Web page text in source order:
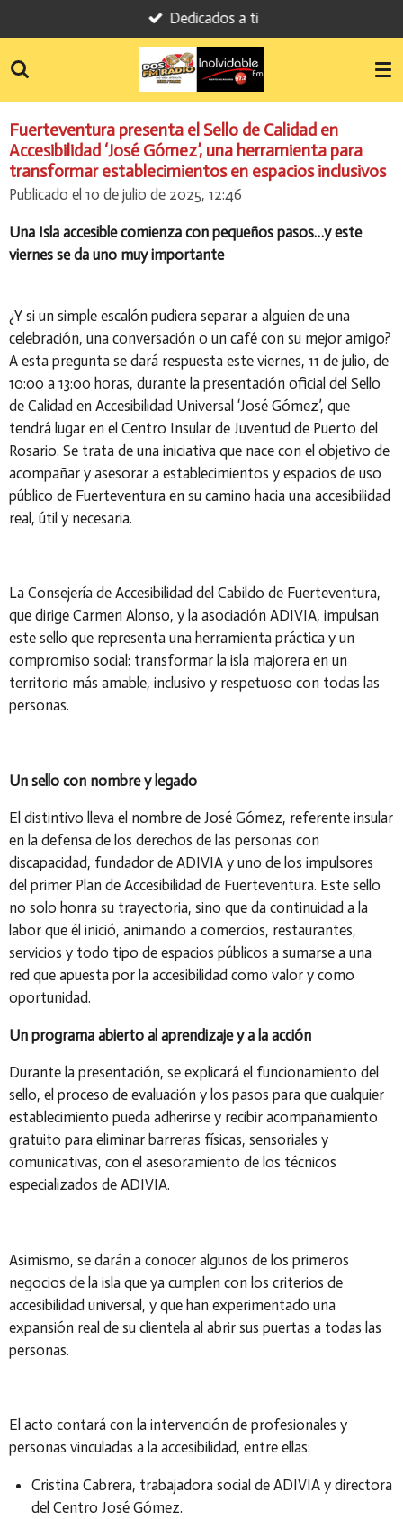
al
contenido
Dedicados a ti
Fuerteventura presenta el Sello de Calidad en
Accesibilidad ‘José Gómez’, una herramienta para
transformar establecimientos en espacios inclusivos
Publicado el 10 de julio de 2025, 12:46
Una Isla accesible comienza con pequeños pasos…y este
viernes se da uno muy importante
¿Y si un simple escalón pudiera separar a alguien de una
celebración, una conversación o un café con su mejor amigo?
A esta pregunta se dará respuesta este viernes, 11 de julio, de
10:00 a 13:00 horas, durante la presentación oficial del Sello
de Calidad en Accesibilidad Universal ‘José Gómez’, que
tendrá lugar en el Centro Insular de Juventud de Puerto del
Rosario. Se trata de una iniciativa que nace con el objetivo de
acompañar y asesorar a establecimientos y espacios de uso
público de Fuerteventura en su camino hacia una accesibilidad
real, útil y necesaria.
La Consejería de Accesibilidad del Cabildo de Fuerteventura,
que dirige Carmen Alonso, y la asociación ADIVIA, impulsan
este sello que representa una herramienta práctica y un
compromiso social: transformar la isla majorera en un
territorio más amable, inclusivo y respetuoso con todas las
personas.
Un sello con nombre y legado
El distintivo lleva el nombre de José Gómez, referente insular
en la defensa de los derechos de las personas con
discapacidad, fundador de ADIVIA y uno de los impulsores
del primer Plan de Accesibilidad de Fuerteventura. Este sello
no solo honra su trayectoria, sino que da continuidad a la
labor que él inició, animando a comercios, restaurantes,
servicios y todo tipo de espacios públicos a sumarse a una
red que apuesta por la accesibilidad como valor y como
oportunidad.
Un programa abierto al aprendizaje y a la acción
Durante la presentación, se explicará el funcionamiento del
sello, el proceso de evaluación y los pasos para que cualquier
establecimiento pueda adherirse y recibir acompañamiento
gratuito para eliminar barreras físicas, sensoriales y
comunicativas, con el asesoramiento de los técnicos
especializados de ADIVIA.
Asimismo, se darán a conocer algunos de los primeros
negocios de la isla que ya cumplen con los criterios de
accesibilidad universal, y que han experimentado una
expansión real de su clientela al abrir sus puertas a todas las
personas.
El acto contará con la intervención de profesionales y
personas vinculadas a la accesibilidad, entre ellas:
Cristina Cabrera, trabajadora social de ADIVIA y directora
del Centro José Gómez.